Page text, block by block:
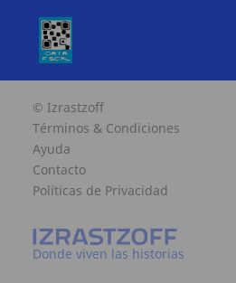
© Izrastzoff
Términos & Condiciones
Ayuda
Contacto
Políticas de Privacidad
Donde viven las historias